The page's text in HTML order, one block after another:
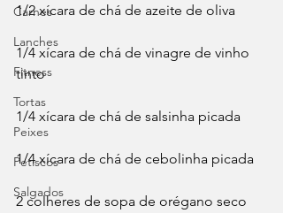
Carnes
Lanches
Fitness
Tortas
Peixes
Petiscos
Salgados
1/2 xícara de chá de azeite de oliva
1/4 xícara de chá de vinagre de vinho
tinto
1/4 xícara de chá de salsinha picada
1/4 xícara de chá de cebolinha picada
2 colheres de sopa de orégano seco